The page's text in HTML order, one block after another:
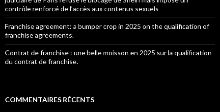
contrôle renforcé de l’accès aux contenus sexuels
Franchise agreement: a bumper crop in 2025 on the qualification of
franchise agreements.
Contrat de franchise : une belle moisson en 2025 sur la qualification
du contrat de franchise.
COMMENTAIRES RÉCENTS